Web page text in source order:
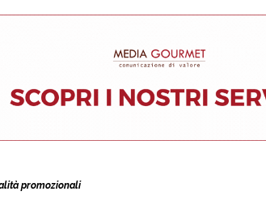
promozionali